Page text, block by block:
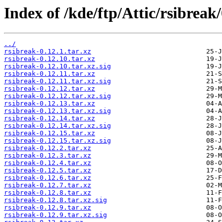
Index of /kde/ftp/Attic/rsibreak/
../
rsibreak-0.12.1.tar.xz
rsibreak-0.12.10.tar.xz
rsibreak-0.12.10.tar.xz.sig
rsibreak-0.12.11.tar.xz
rsibreak-0.12.11.tar.xz.sig
rsibreak-0.12.12.tar.xz
rsibreak-0.12.12.tar.xz.sig
rsibreak-0.12.13.tar.xz
rsibreak-0.12.13.tar.xz.sig
rsibreak-0.12.14.tar.xz
rsibreak-0.12.14.tar.xz.sig
rsibreak-0.12.15.tar.xz
rsibreak-0.12.15.tar.xz.sig
rsibreak-0.12.2.tar.xz
rsibreak-0.12.3.tar.xz
rsibreak-0.12.4.tar.xz
rsibreak-0.12.5.tar.xz
rsibreak-0.12.6.tar.xz
rsibreak-0.12.7.tar.xz
rsibreak-0.12.8.tar.xz
rsibreak-0.12.8.tar.xz.sig
rsibreak-0.12.9.tar.xz
rsibreak-0.12.9.tar.xz.sig